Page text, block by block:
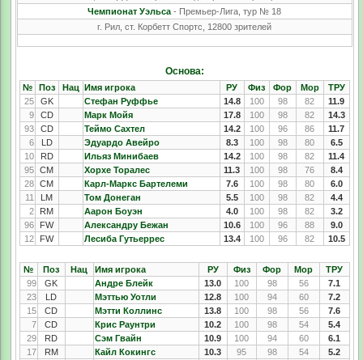
Чемпионат Уэльса - Премьер-Лига, тур № 18
г. Рил, ст. Корбетт Спортс, 12800 зрителей
Основа:
№ Поз Нац Имя игрока РУ Физ Фор Мор
ТРУ
25
GK Стефан Руффье 14.8 100 98 82
11.9
9
CD Марк Мойя 17.8 100 98 82
14.3
93
CD Теймо Сахтел 14.2 100 96 86
11.7
6
LD Эдуардо Авейро 8.3 100 98 80
6.5
10
RD Ильяз Минибаев 14.2 100 98 82
11.4
95
CM Хорхе Торалес 11.3 100 98 76
8.4
28
CM Карл-Маркс Бартелеми 7.6 100 98 80
6.0
11
LM Том Донеган 5.5 100 98 82
4.4
2
RM Аарон Боуэн 4.0 100 98 82
3.2
96
FW Александру Бежан 10.6 100 96 88
9.0
12
FW Лесиба Гутьеррес 13.4 100 96 82 10.5
№ Поз Нац Имя игрока РУ Физ Фор Мор
ТРУ
99
GK Андре Блейк 13.0 100 98 56
7.1
23
LD Мэттью Уотли 12.8 100 94 60
7.2
15
CD Мэтти Коллинс 13.8 100 98 56
7.6
7
CD Крис Раунтри 10.2 100 98 54
5.4
29
RD Сэм Гвайн 10.9 100 94 60
6.1
17
RM Кайл Кокингс 10.3 95 98 54
5.2